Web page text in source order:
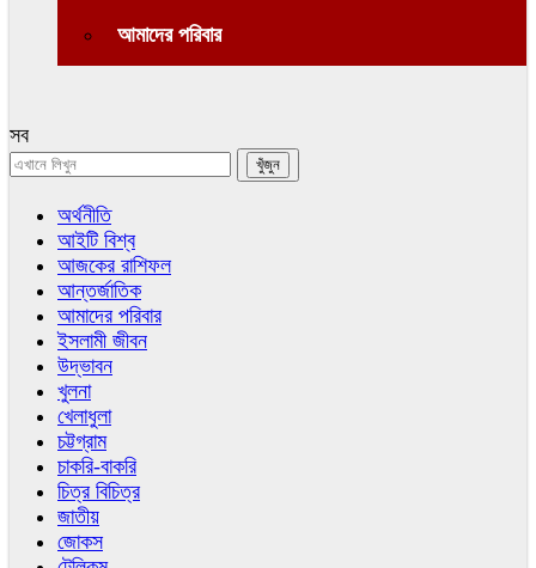
আমাদের পরিবার
সব
অর্থনীতি
আইটি বিশ্ব
আজকের রাশিফল
আন্তর্জাতিক
আমাদের পরিবার
ইসলামী জীবন
উদ্ভাবন
খুলনা
খেলাধুলা
চট্টগ্রাম
চাকরি-বাকরি
চিত্র বিচিত্র
জাতীয়
জোকস